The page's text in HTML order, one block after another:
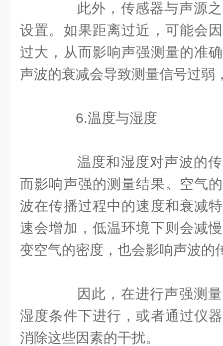
此外，传感器与声源之
设置。如果距离过近，可能会
过大，从而影响声强测量的准
声波的衰减会导致测量信号过弱
6.温度与湿度
温度和湿度对声波的传
而影响声强的测量结果。空气
波在传播过程中的速度和衰减
速会增加，低温环境下则会减
变空气的密度，也会影响声波的
因此，在进行声强测量
湿度条件下进行，或者通过仪
消除这些因素的干扰。